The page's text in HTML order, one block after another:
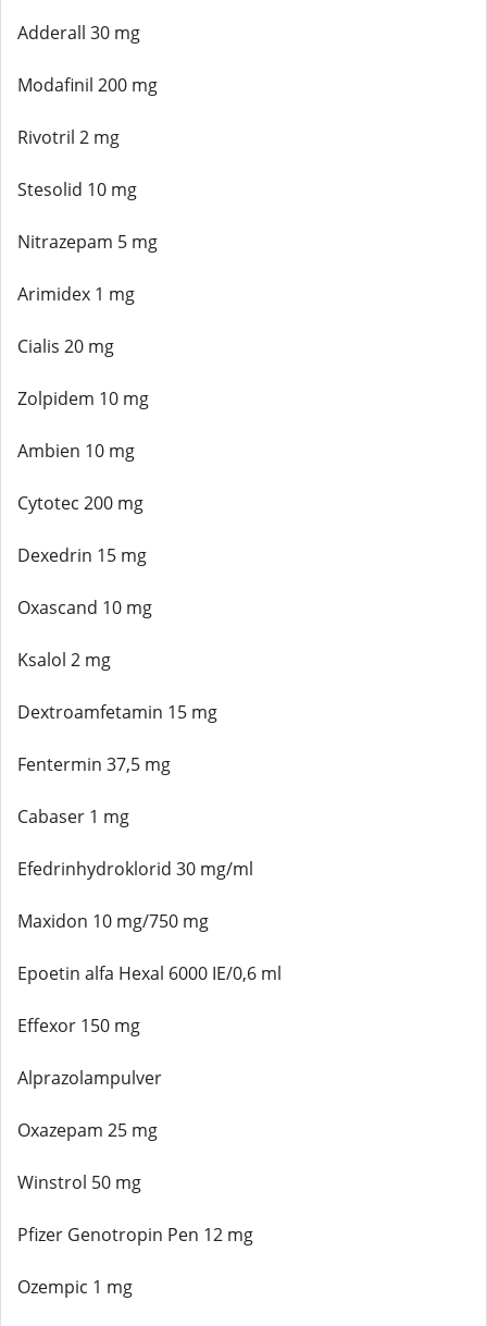
Adderall 30 mg
Modafinil 200 mg
Rivotril 2 mg
Stesolid 10 mg
Nitrazepam 5 mg
Arimidex 1 mg
Cialis 20 mg
Zolpidem 10 mg
Ambien 10 mg
Cytotec 200 mg
Dexedrin 15 mg
Oxascand 10 mg
Ksalol 2 mg
Dextroamfetamin 15 mg
Fentermin 37,5 mg
Cabaser 1 mg
Efedrinhydroklorid 30 mg/ml
Maxidon 10 mg/750 mg
Epoetin alfa Hexal 6000 IE/0,6 ml
Effexor 150 mg
Alprazolampulver
Oxazepam 25 mg
Winstrol 50 mg
Pfizer Genotropin Pen 12 mg
Ozempic 1 mg